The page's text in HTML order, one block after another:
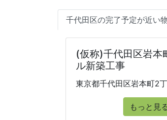
千代田区の完了予定が近い
(仮称)千代田区岩本
ル新築工事
東京都千代田区岩本町2
もっと見